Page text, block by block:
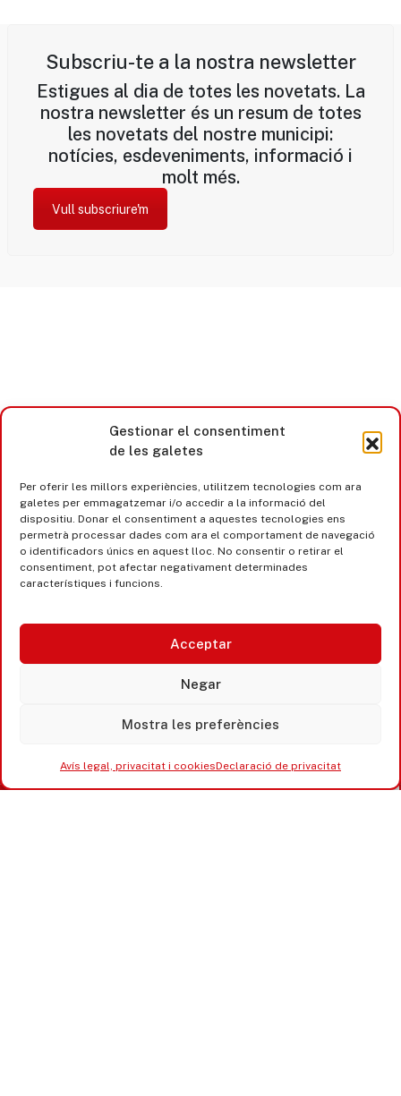
Gestionar el consentiment
de les galetes
Per oferir les millors experiències, utilitzem tecnologies com ara
galetes per emmagatzemar i/o accedir a la informació del
dispositiu. Donar el consentiment a aquestes tecnologies ens
permetrà processar dades com ara el comportament de navegació
o identificadors únics en aquest lloc. No consentir o retirar el
consentiment, pot afectar negativament determinades
característiques i funcions.
Acceptar
Negar
Mostra les preferències
Avís legal, privacitat i cookiesDeclaració de privacitat
Subscriu-te a la nostra newsletter
Estigues al dia de totes les novetats. La
nostra newsletter és un resum de totes
les novetats del nostre municipi:
notícies, esdeveniments, informació i
molt més.
Vull subscriure'm
Castell d’Aro · Platja d’Aro · S’Agaró
365 www.platjadaro